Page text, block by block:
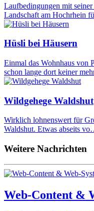
Laufbedingungen mit
Landschaft am Hochrhein
Hüsli bei Häusern
Einmal das Wohnhaus von
schon lange dort keiner
Wildgehege Waldshut
Wirklich lohnenswert für
Waldshut. Etwas abseits
Weitere Nachrichten
Web-Content &